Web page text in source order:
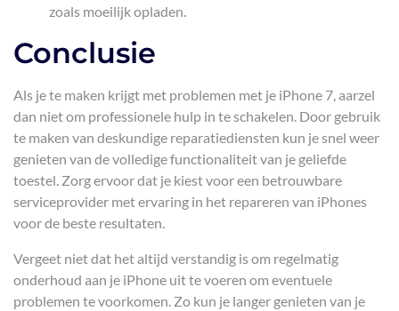
zoals moeilijk opladen.
Conclusie
Als je te maken krijgt met problemen met je iPhone 7, aarzel
dan niet om professionele hulp in te schakelen. Door gebruik
te maken van deskundige reparatiediensten kun je snel weer
genieten van de volledige functionaliteit van je geliefde
toestel. Zorg ervoor dat je kiest voor een betrouwbare
serviceprovider met ervaring in het repareren van iPhones
voor de beste resultaten.
Vergeet niet dat het altijd verstandig is om regelmatig
onderhoud aan je iPhone uit te voeren om eventuele
problemen te voorkomen. Zo kun je langer genieten van je